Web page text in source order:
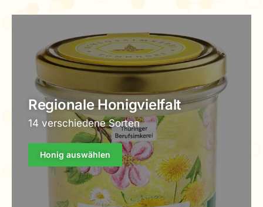
Regionale Honigvielfalt
14 verschiedene Sorten
Honig auswählen